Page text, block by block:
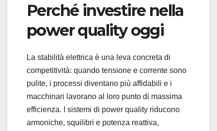
Perché investire nella
power quality oggi
La stabilità elettrica è una leva concreta di
competitività: quando tensione e corrente sono
pulite, i processi diventano più affidabili e i
macchinari lavorano al loro punto di massima
efficienza. I sistemi di power quality riducono
armoniche, squilibri e potenza reattiva,